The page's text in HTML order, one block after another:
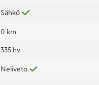
Sähkö
0 km
335 hv
Neliveto